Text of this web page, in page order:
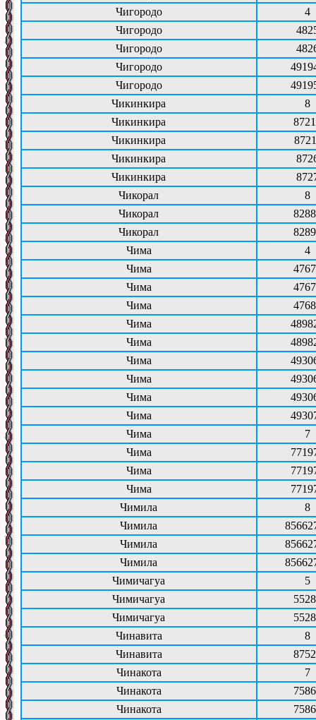
Чигородо
4
Чигородо
Чигородо
Чигородо
Чигородо
Чикинкира
8
Чикинкира
Чикинкира
Чикинкира
Чикинкира
Чикорал
8
Чикорал
Чикорал
Чима
4
Чима
Чима
Чима
Чима
Чима
Чима
Чима
Чима
Чима
Чима
7
Чима
Чима
Чима
Чимила
8
Чимила
Чимила
Чимила
Чимичагуа
5
Чимичагуа
Чимичагуа
Чинавита
8
Чинавита
Чинакота
7
Чинакота
Чинакота